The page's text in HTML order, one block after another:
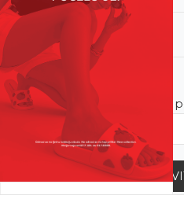
Korisnički servis
Newsletter
Budite u toku sa najnovijim